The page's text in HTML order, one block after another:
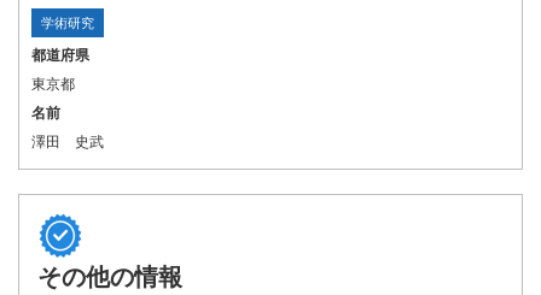
学術研究
都道府県
東京都
名前
澤田 史武
その他の情報